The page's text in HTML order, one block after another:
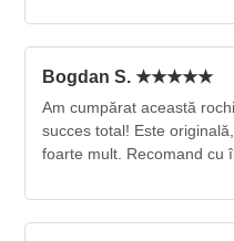
Bogdan S. ★★★★★
Am cumpărat această
succes total! Este
foarte mult. Recomand cu